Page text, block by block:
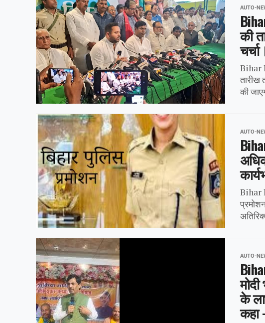
AUTO-
की
Bihar
तारीख
की
AUTO-
Bihar
AUTO-
के
कहा